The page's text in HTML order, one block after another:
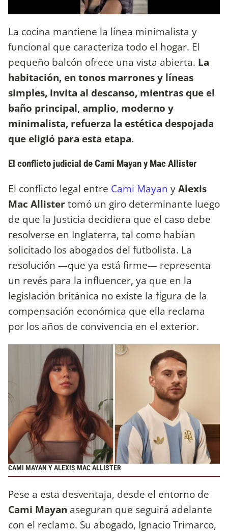
La cocina mantiene la línea minimalista y
funcional que caracteriza todo el hogar. El
pequeño balcón ofrece una vista abierta. La
habitación, en tonos marrones y líneas
simples, invita al descanso, mientras que el
baño principal, amplio, moderno y
minimalista, refuerza la estética despojada
que eligió para esta etapa.
El conflicto judicial de Cami Mayan y Mac Allister
El conflicto legal entre Cami Mayan yAlexis
Mac Allistertomó un giro determinante luego
de que la Justicia decidiera que el caso debe
resolverse en Inglaterra, tal como habían
solicitado los abogados del futbolista. La
resolución —que ya está firme— representa
un revés para la influencer, ya que en la
legislación británica no existe la figura de la
compensación económica que ella reclama
por los años de convivencia en el exterior.
CAMI MAYAN Y ALEXIS MAC ALLISTER
Pese a esta desventaja, desde el entorno de
Cami Mayan aseguran que seguirá adelante
con el reclamo. Su abogado, Ignacio Trimarco,